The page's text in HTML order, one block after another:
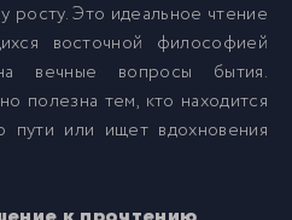
росту. Это идеальное чтение
восточной философией
вечные вопросы бытия.
полезна тем, кто находится
пути или ищет вдохновения